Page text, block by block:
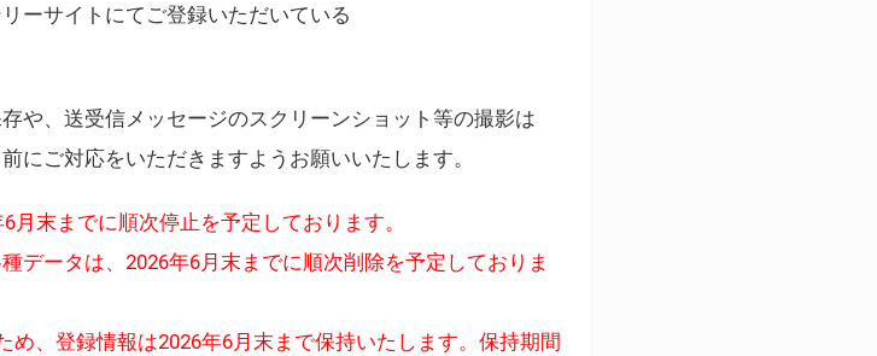
ーサイトにてご登録いただいている
や、送受信メッセージのスクリーンショット等の撮影は
にご対応をいただきますようお願いいたします。
末までに順次停止を予定しております。
データは、2026年6月末までに順次削除を予定しておりま
、登録情報は2026年6月末まで保持いたします。保持期間